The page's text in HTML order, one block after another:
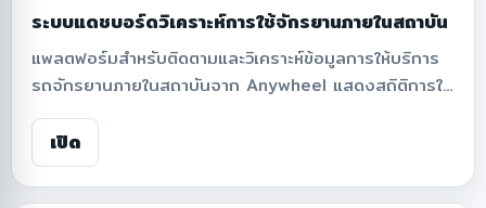
ระบบแดชบอร์ดวิเคราะห์การใช้จักรยานภายในสถาบัน
แพลตฟอร์มสำหรับติดตามและวิเคราะห์ข้อมูลการให้บริการ
รถจักรยานภายในสถาบันจาก Anywheel แสดงสถิติการใช้
งานจักรยาน จำนวนเที่ยวการเดินทาง จำนวนจักรยานที่ใช้
งาน ระยะทางรวม ระยะเวลาเดินทาง ความเร็วเฉลี่ย และรูป
แบบการใช้บริการรายชั่วโมง พร้อมระบบประเมินการลดการ
ปล่อยคาร์บอนจากการเดินทางด้วยจักรยาน เพื่อสนับสนุน
เปิด